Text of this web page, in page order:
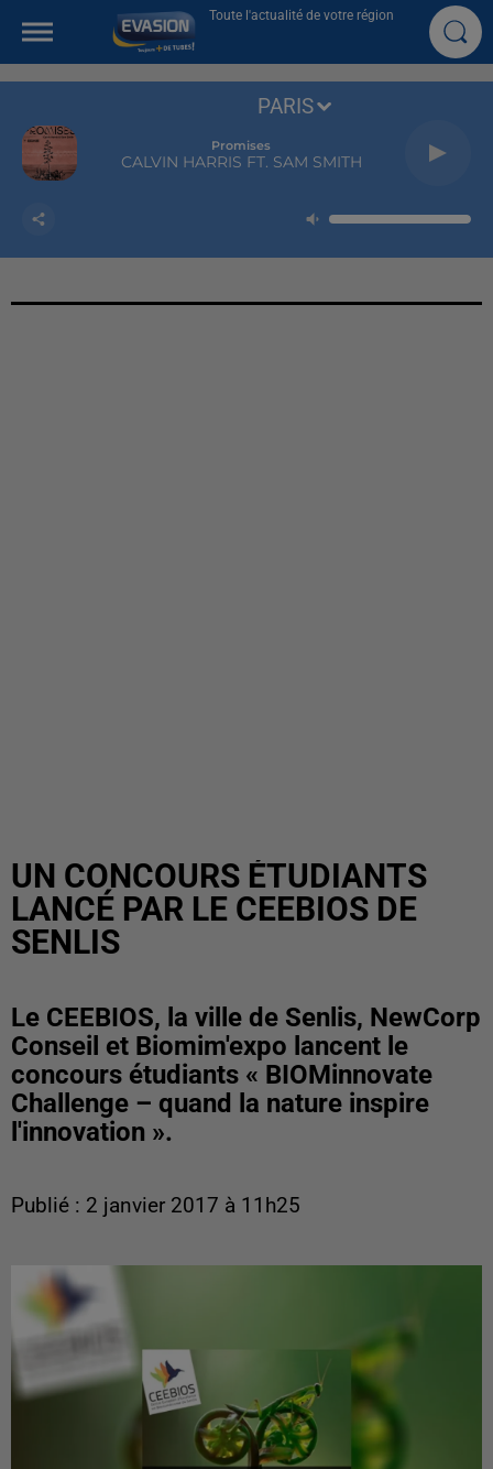
Toute l'actualité de votre région
Promises
CALVIN HARRIS FT. SAM SMITH
PARIS
UN CONCOURS ÉTUDIANTS
LANCÉ PAR LE CEEBIOS DE
SENLIS
Le CEEBIOS, la ville de Senlis, NewCorp
Conseil et Biomim'expo lancent le
concours étudiants « BIOMinnovate
Challenge – quand la nature inspire
l'innovation ».
Publié : 2 janvier 2017 à 11h25